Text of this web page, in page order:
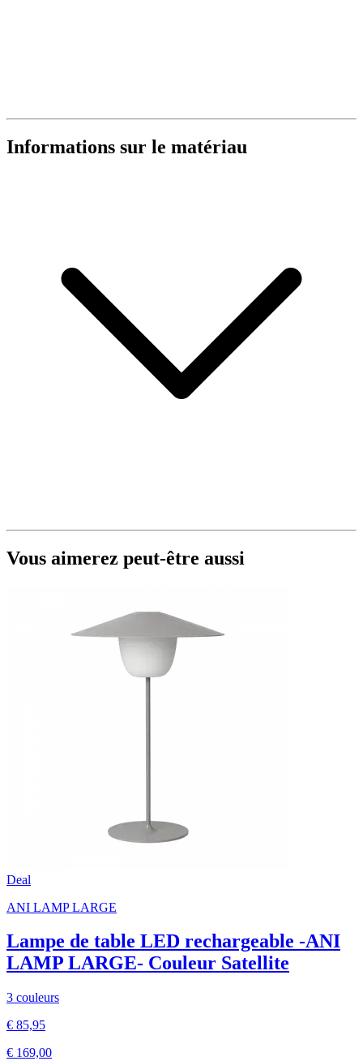
Informations sur le matériau
Vous aimerez peut-être aussi
Deal
ANI LAMP LARGE
Lampe de table LED rechargeable -ANI
LAMP LARGE- Couleur Satellite
3 couleurs
€ 85,95
€ 169,00